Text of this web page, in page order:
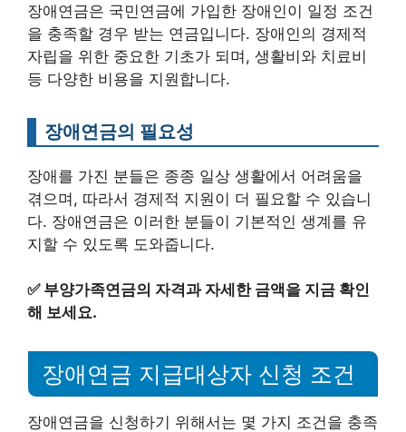
장애연금은 국민연금에 가입한 장애인이 일정 조건
을 충족할 경우 받는 연금입니다. 장애인의 경제적
자립을 위한 중요한 기초가 되며, 생활비와 치료비
등 다양한 비용을 지원합니다.
장애연금의 필요성
장애를 가진 분들은 종종 일상 생활에서 어려움을
겪으며, 따라서 경제적 지원이 더 필요할 수 있습니
다. 장애연금은 이러한 분들이 기본적인 생계를 유
지할 수 있도록 도와줍니다.
✅ 부양가족연금의 자격과 자세한 금액을 지금 확인
해 보세요.
장애연금 지급대상자 신청 조건
장애연금을 신청하기 위해서는 몇 가지 조건을 충족